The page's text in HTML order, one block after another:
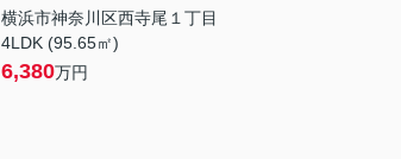
横浜市神奈川区西寺尾１丁目
4LDK (95.65㎡)
6,380万円